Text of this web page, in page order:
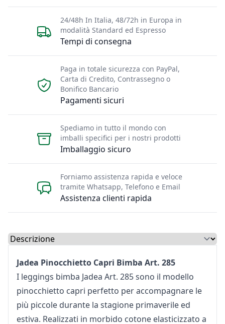
Tempi di consegna
24/48h In Italia, 48/72h in Europa in
modalità Standard ed Espresso
Pagamenti sicuri
Paga in totale sicurezza con PayPal,
Carta di Credito, Contrassegno o
Bonifico Bancario
Imballaggio sicuro
Spediamo in tutto il mondo con
imballi specifici per i nostri prodotti
Assistenza clienti rapida
Forniamo assistenza rapida e veloce
tramite Whatsapp, Telefono e Email
Select a tab
Jadea Pinocchietto Capri Bimba Art. 285
I leggings bimba Jadea Art. 285 sono il modello
pinocchietto capri perfetto per accompagnare le
più piccole durante la stagione primaverile ed
estiva. Realizzati in morbido cotone elasticizzato a